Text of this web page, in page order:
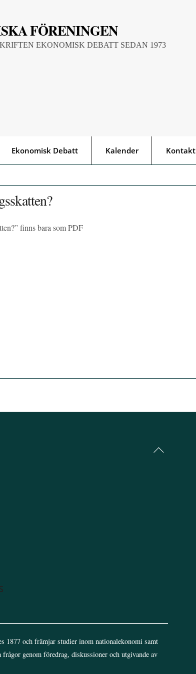
FÖRENINGEN
EKONOMISK DEBATT SEDAN 1973
Ekonomisk Debatt Kalender Kontakt
finns bara som PDF
Back
1877 och främjar studier inom nationalekonomi samt
genom föredrag, diskussioner och utgivande av